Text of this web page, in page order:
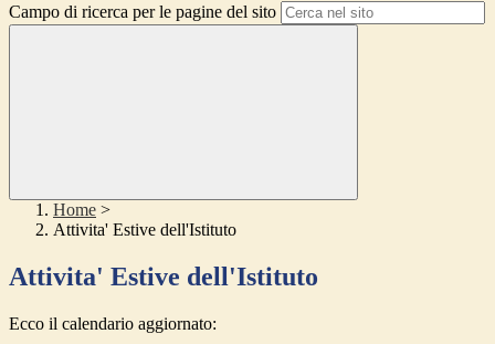
Campo di ricerca per le pagine del sito
Home >
Attivita' Estive dell'Istituto
Attivita' Estive dell'Istituto
Ecco il calendario aggiornato: